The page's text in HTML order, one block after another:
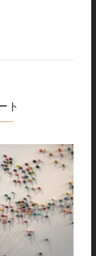
ト